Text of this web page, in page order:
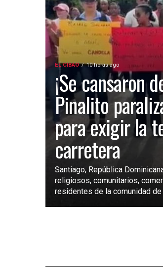
EL CIBAO 10 horas ago
¡Se cansaron
Pinalito
para exigir la
carretera
Santiago, República
religiosos, comunitarios,
residentes de la comunidad